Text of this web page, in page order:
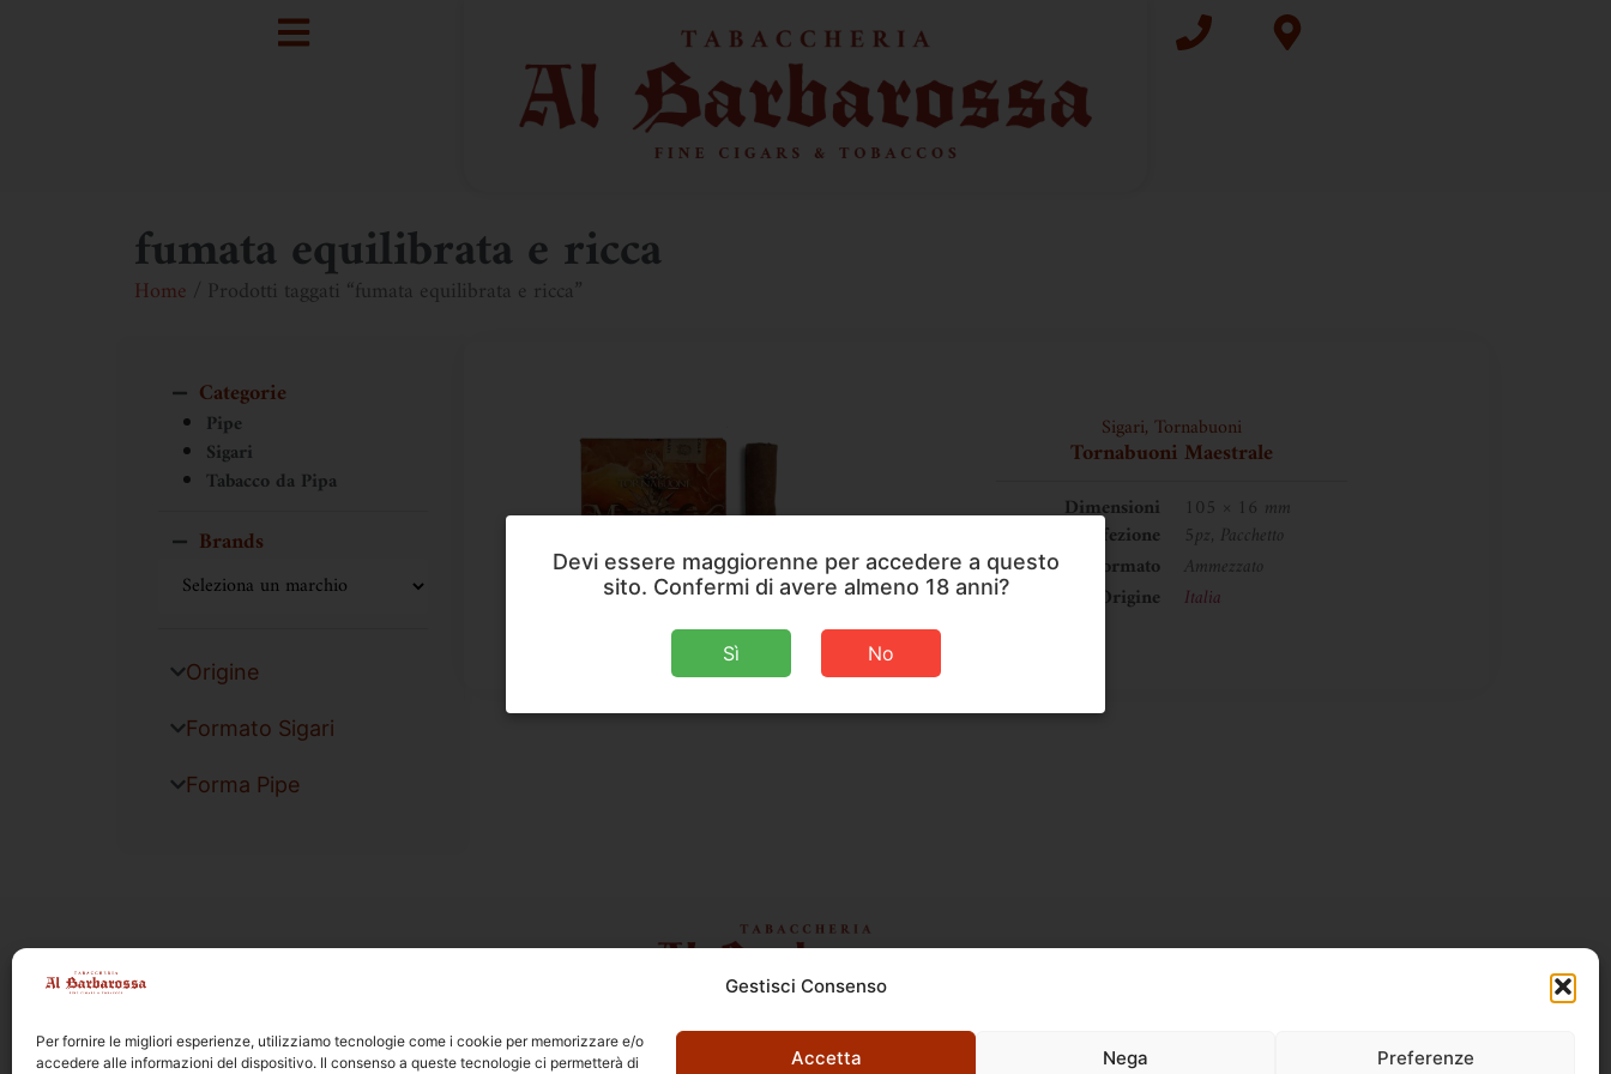
Gestisci Consenso
Per fornire le migliori esperienze, utilizziamo tecnologie come i cookie per memorizzare e/o
accedere alle informazioni del dispositivo. Il consenso a queste tecnologie ci permetterà di
Accetta Nega Preferenze
fumata equilibrata e ricca
Home / Prodotti taggati “fumata equilibrata e ricca”
Categorie
Pipe
Sigari
Tabacco da Pipa
Brands
Origine
Formato Sigari
Forma Pipe
Sigari, Tornabuoni
Tornabuoni Maestrale
Dimensioni
105 × 16 mm
Confezione
5pz, Pacchetto
Formato
Ammezzato
Origine
Italia
C.so E. Archinti, 1 - 26900 Lodi
P.Iva 09159210963
Devi essere maggiorenne per accedere a questo
sito. Confermi di avere almeno 18 anni?
Sì No